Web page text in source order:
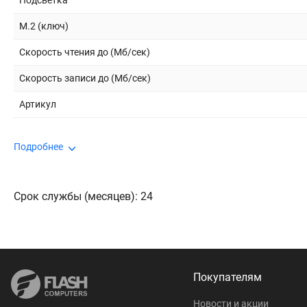
M.2 (ключ)
Скорость чтения до (Мб/сек)
Скорость записи до (Мб/сек)
Артикул
Подробнее
Срок службы (месяцев): 24
Покупателям
Новости и акции